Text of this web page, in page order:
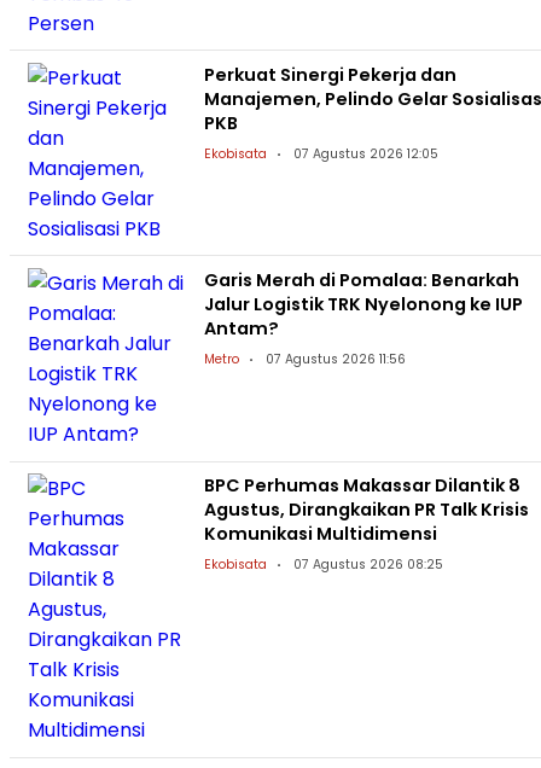
Perkuat Sinergi Pekerja dan
Manajemen, Pelindo Gelar
PKB
Ekobisata 07 Agustus 2026 12:05
Garis Merah di Pomalaa: Benarkah
Jalur Logistik TRK Nyelonong ke IUP
Antam?
Metro 07 Agustus 2026 11:56
BPC Perhumas Makassar Dilantik 8
Agustus, Dirangkaikan PR Talk Krisis
Komunikasi Multidimensi
Ekobisata 07 Agustus 2026 08:25